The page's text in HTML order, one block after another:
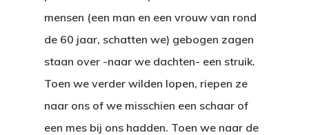
mensen (een man en een vrouw van rond
de 60 jaar, schatten we) gebogen zagen
staan over -naar we dachten- een struik.
Toen we verder wilden lopen, riepen ze
naar ons of we misschien een schaar of
een mes bij ons hadden. Toen we naar de